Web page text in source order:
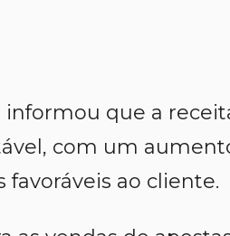
informou que a
com um
favoráveis ao cliente.